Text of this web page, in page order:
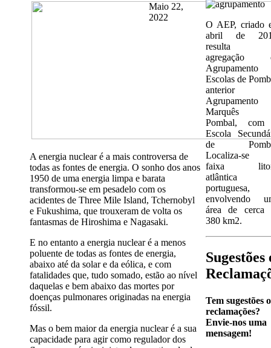
Maio 22,
2022
A energia nuclear é a mais controversa de
todas as fontes de energia. O sonho dos anos
1950 de uma energia limpa e barata
transformou-se em pesadelo com os
acidentes de Three Mile Island, Tchernobyl
e Fukushima, que trouxeram de volta os
fantasmas de Hiroshima e Nagasaki.
E no entanto a energia nuclear é a menos
poluente de todas as fontes de energia,
abaixo até da solar e da eólica, e com
fatalidades que, tudo somado, estão ao nível
daquelas e bem abaixo das mortes por
doenças pulmonares originadas na energia
fóssil.
Mas o bem maior da energia nuclear é a sua
capacidade para agir como regulador dos
O AEP, criado
abril de
resulta
agregação
Agrupamento
Escolas de
anterior
Agrupamento
Marquês
Pombal,
Escola
de
Localiza-se
faixa
atlântica
portuguesa,
envolvendo
área de cerca
380 km2.
Sugestões
Tem sugestões
reclamações?
Envie-nos uma
mensagem!